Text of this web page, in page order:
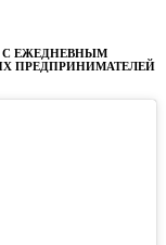
С ЕЖЕДНЕВНЫМ
ПРЕДПРИНИМАТЕЛЕЙ